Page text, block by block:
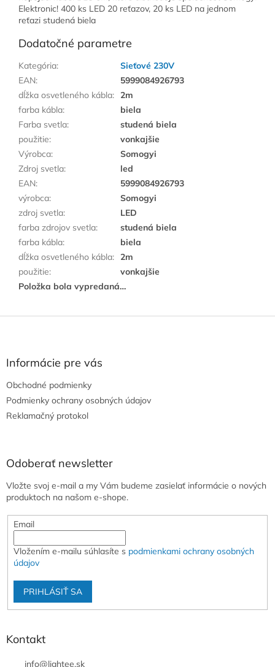
Elektronic! 400 ks LED 20 reťazov, 20 ks LED na jednom
reťazi studená biela
Dodatočné parametre
Kategória:
Sieťové 230V
EAN:
5999084926793
dĺžka osvetleného kábla: 2m
farba kábla:
biela
Farba svetla:
studená biela
použitie:
vonkajšie
Výrobca:
Somogyi
Zdroj svetla:
led
EAN:
5999084926793
výrobca:
Somogyi
zdroj svetla:
LED
farba zdrojov svetla:
studená biela
farba kábla:
biela
dĺžka osvetleného kábla: 2m
použitie:
vonkajšie
Položka bola vypredaná…
Informácie pre vás
Obchodné podmienky
Podmienky ochrany osobných údajov
Reklamačný protokol
Odoberať newsletter
Vložte svoj e-mail a my Vám budeme zasielať informácie o nových
produktoch na našom e-shope.
Email
Vložením e-mailu súhlasíte s podmienkami ochrany osobných
údajov
PRIHLÁSIŤ SA
Kontakt
info@lightee.sk